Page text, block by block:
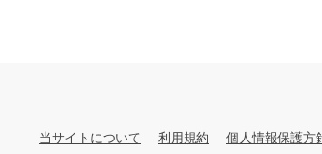
当サイトについて 利用規約 個人情報保護方